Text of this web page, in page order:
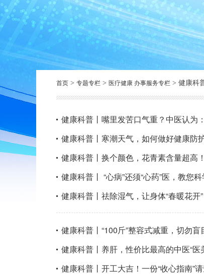
首页 >专题专栏 >医疗健康 办事服务专栏 >健康科
健康科普丨嘴里发苦口气重？中医认为
健康科普丨寒潮天气，如何做好健康防
健康科普丨换个颜色，花青素含量超高
健康科普丨 “心病”还须“心药”医，教您
健康科普丨祛除湿气，让身体“春暖花开”
健康科普丨“100斤”整容式减重，切勿盲
健康科普丨养肝，性价比最高的中医“医
健康科普丨开工大吉！一份“收心指南”